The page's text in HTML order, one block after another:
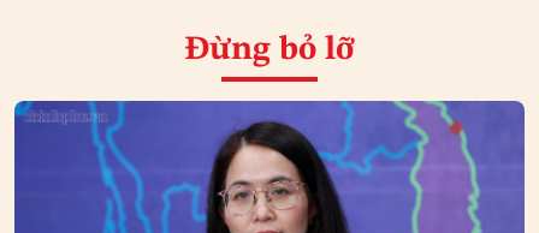
Đừng bỏ lỡ